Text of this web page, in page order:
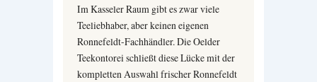
Im Kasseler Raum gibt es zwar viele
Teeliebhaber, aber keinen eigenen
Ronnefeldt-Fachhändler. Die Oelder
Teekontorei schließt diese Lücke mit der
kompletten Auswahl frischer Ronnefeldt